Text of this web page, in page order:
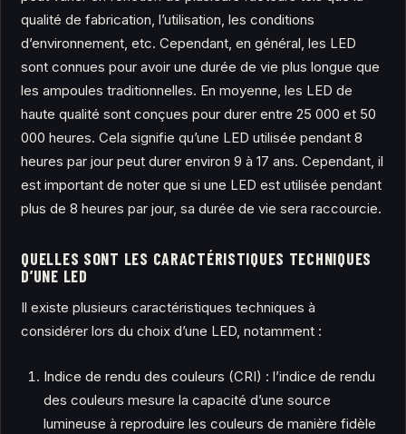
qualité de fabrication, l’utilisation, les conditions
d’environnement, etc. Cependant, en général, les LED
sont connues pour avoir une durée de vie plus longue que
les ampoules traditionnelles. En moyenne, les LED de
haute qualité sont conçues pour durer entre 25 000 et 50
000 heures. Cela signifie qu’une LED utilisée pendant 8
heures par jour peut durer environ 9 à 17 ans. Cependant, il
est important de noter que si une LED est utilisée pendant
plus de 8 heures par jour, sa durée de vie sera raccourcie.
QUELLES SONT LES CARACTÉRISTIQUES TECHNIQUES
D’UNE LED
Il existe plusieurs caractéristiques techniques à
considérer lors du choix d’une LED, notamment :
Indice de rendu des couleurs (CRI) : l’indice de rendu
des couleurs mesure la capacité d’une source
lumineuse à reproduire les couleurs de manière fidèle